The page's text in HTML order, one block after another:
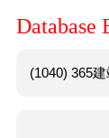
Database
(1040) 365